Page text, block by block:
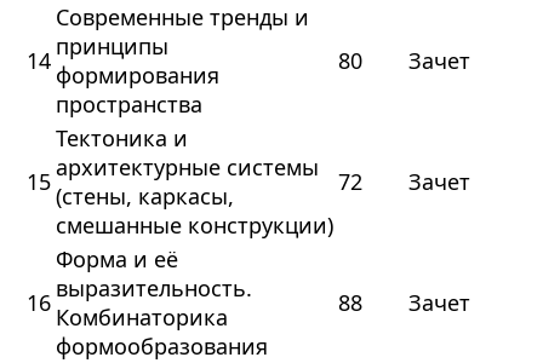
14
Современные тренды и
принципы
формирования
пространства
80 Зачет
15
Тектоника и
архитектурные системы
(стены, каркасы,
смешанные конструкции)
72 Зачет
16
Форма и её
выразительность.
Комбинаторика
формообразования
88 Зачет